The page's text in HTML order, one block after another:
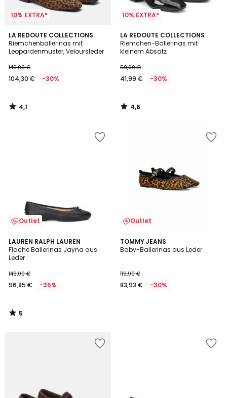
10% EXTRA*
LA REDOUTE COLLECTIONS
Riemchenballerinas mit
Leopardenmuster, Veloursleder
149,00 €
104,30 € -30%
4,1
/ 5
4,1
/
10% EXTRA*
LA REDOUTE COLLECTIONS
Riemchen-Ballerinas mit
kleinem Absatz
59,99 €
41,99 € -30%
4,6
/ 5
4,6
/
Outlet
LAUREN RALPH LAUREN
Flache Ballerinas Jayna aus
Leder
149,00 €
96,85 € -35%
5
/
5
5
/
Outlet
TOMMY JEANS
Baby-Ballerinas aus Leder
119,90 €
83,93 € -30%